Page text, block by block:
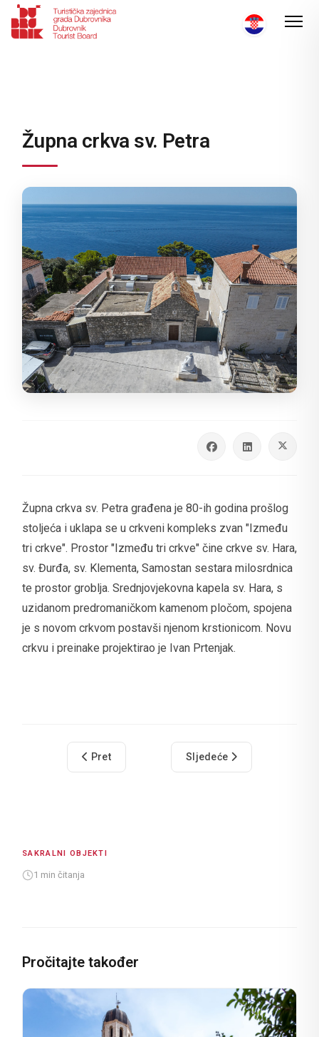
SAKRALNI OBJEKTI
Župna crkva sv. Petra
1 min čitanja
Župna crkva sv. Petra građena je 80-ih godina prošlog
stoljeća i uklapa se u crkveni kompleks zvan "Između
tri crkve". Prostor "Između tri crkve" čine crkve sv. Hara,
sv. Đurđa, sv. Klementa, Samostan sestara milosrdnica
te prostor groblja. Srednjovjekovna kapela sv. Hara, s
uzidanom predromaničkom kamenom pločom, spojena
je s novom crkvom postavši njenom krstionicom. Novu
crkvu i preinake projektirao je Ivan Prtenjak.
Prethodni članak: Crkva sv. Đurđa
Pret Sljedeći članak: Župna
Sljedeće
Pročitajte također